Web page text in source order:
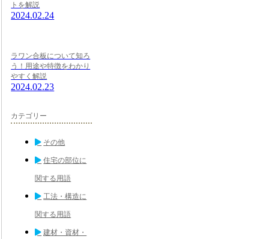
トを解説
2024.02.24
ラワン合板について知ろ
う！用途や特徴をわかり
やすく解説
2024.02.23
カテゴリー
その他
住宅の部位に
関する用語
工法・構造に
関する用語
建材・資材・